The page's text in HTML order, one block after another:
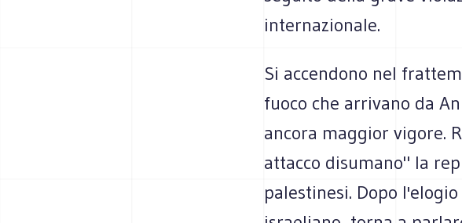
internazionale.
Si accendono nel
fuoco che arrivano da
ancora maggior vigore.
attacco disumano" la
palestinesi. Dopo